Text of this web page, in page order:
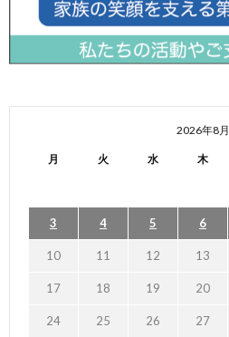
2026年8月
月 火 水 木
3 4 5 6
10 11 12 13
17 18 19 20
24 25 26 27